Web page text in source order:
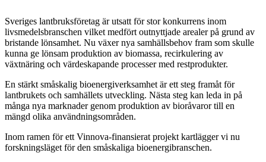
Sveriges lantbruksföretag är utsatt för stor konkurrens inom
livsmedelsbranschen vilket medfört outnyttjade arealer på grund av
bristande lönsamhet. Nu växer nya samhällsbehov fram som skulle
kunna ge lönsam produktion av biomassa, recirkulering av
växtnäring och värdeskapande processer med restprodukter.
En stärkt småskalig bioenergiverksamhet är ett steg framåt för
lantbrukets och samhällets utveckling. Nästa steg kan leda in på
många nya marknader genom produktion av bioråvaror till en
mängd olika användningsområden.
Inom ramen för ett Vinnova-finansierat projekt kartlägger vi nu
forskningsläget för den småskaliga bioenergibranschen.